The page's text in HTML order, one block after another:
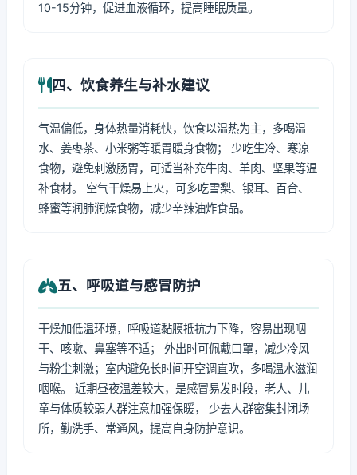
10-15分钟，促进血液循环，提高睡眠质量。
四、饮食养生与补水建议
气温偏低，身体热量消耗快，饮食以温热为主，多喝温
水、姜枣茶、小米粥等暖胃暖身食物； 少吃生冷、寒凉
食物，避免刺激肠胃，可适当补充牛肉、羊肉、坚果等温
补食材。 空气干燥易上火，可多吃雪梨、银耳、百合、
蜂蜜等润肺润燥食物，减少辛辣油炸食品。
五、呼吸道与感冒防护
干燥加低温环境，呼吸道黏膜抵抗力下降，容易出现咽
干、咳嗽、鼻塞等不适； 外出时可佩戴口罩，减少冷风
与粉尘刺激；室内避免长时间开空调直吹，多喝温水滋润
咽喉。 近期昼夜温差较大，是感冒易发时段，老人、儿
童与体质较弱人群注意加强保暖， 少去人群密集封闭场
所，勤洗手、常通风，提高自身防护意识。